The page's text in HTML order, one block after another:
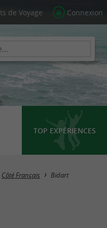
de Voyage Connexion
TOP EXPÉRIENCES
Masquer la carte
Côté Français Bidart